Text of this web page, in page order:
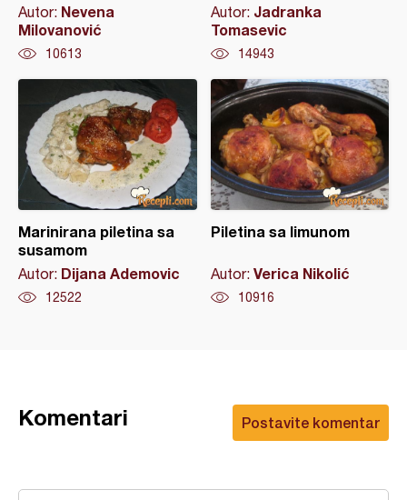
Autor: Nevena
Milovanović
10613
Autor: Jadranka
Tomasevic
14943
Marinirana piletina sa
susamom
Autor: Dijana Ademovic
12522
Piletina sa limunom
Autor: Verica Nikolić
10916
Postavite komentar
Komentari